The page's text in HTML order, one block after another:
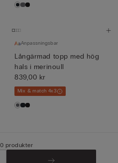
Anpassningsbar
Långärmad topp med hög
hals i merinoull
839,00 kr
Mix & match 4x3
produkter